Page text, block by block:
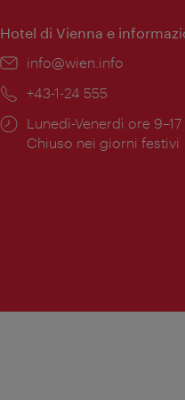
Hotel di Vienna e
Email:
info@wien.info
Telefono:
+43-1-24 555
Orari
di
Lunedì-Venerdì ore 9–17
Chiuso nei giorni festivi